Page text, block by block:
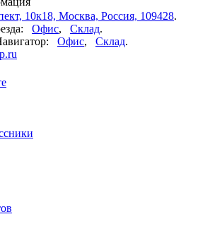
10к18, Москва, Россия, 109428.
Офис, Склад.
Офис, Склад.